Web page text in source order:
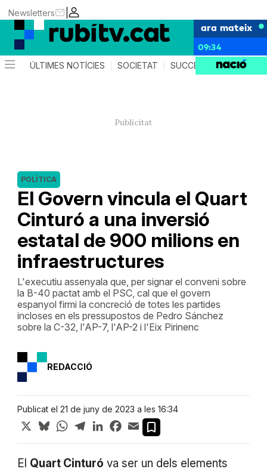
|
Newsletters
ara mateix
09:34
ÚLTIMES NOTÍCIES SOCIETAT SUCCESSOS
El Govern vincula el Quart
Cinturó a una inversió
estatal de 900 milions en
infraestructures
POLÍTICA
L'executiu assenyala que, per signar el conveni sobre
la B-40 pactat amb el PSC, cal que el govern
espanyol firmi la concreció de totes les partides
incloses en els pressupostos de Pedro Sánchez
sobre la C-32, l'AP-7, l'AP-2 i l'Eix Pirinenc
REDACCIÓ
Publicat el 21 de juny de 2023 a les 16:34
X BlueskyWhatsApp
TelegramLinkedInFacebook
Email
El Quart Cinturó va ser un dels elements